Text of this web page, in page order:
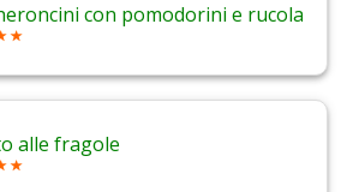
con pomodorini e rucola
alle fragole